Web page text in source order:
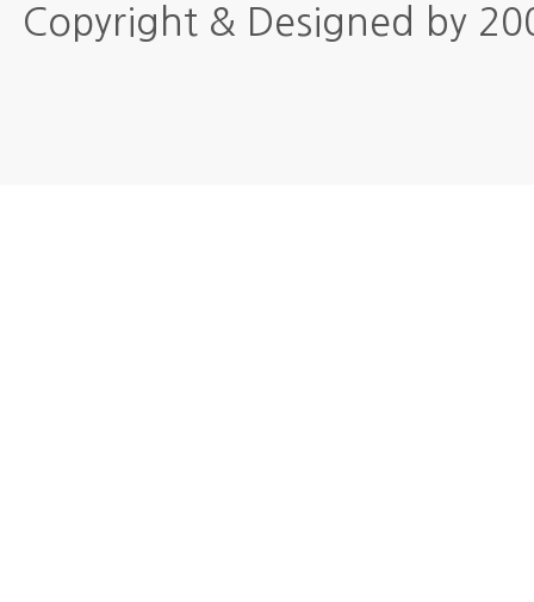
Copyright & Designed by